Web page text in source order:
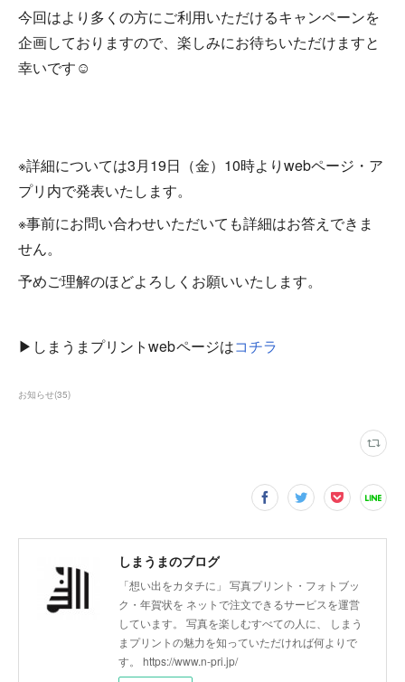
今回はより多くの方にご利用いただけるキャンペーンを
企画しておりますので、楽しみにお待ちいただけますと
幸いです☺
※詳細については3月19日（金）10時よりwebページ・ア
プリ内で発表いたします。
※事前にお問い合わせいただいても詳細はお答えできま
せん。
予めご理解のほどよろしくお願いいたします。
▶しまうまプリントwebページはコチラ
お知らせ(35)
しまうまのブログ
「想い出をカタチに」 写真プリント・フォトブッ
ク・年賀状を ネットで注文できるサービスを運営
しています。 写真を楽しむすべての人に、 しまう
まプリントの魅力を知っていただければ何よりで
す。 https://www.n-pri.jp/